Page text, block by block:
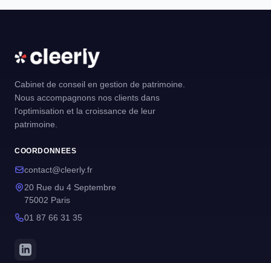
Cabinet de conseil en gestion de patrimoine.
Nous accompagnons nos clients dans
l'optimisation et la croissance de leur
patrimoine.
COORDONNEES
contact@cleerly.fr
20 Rue du 4 Septembre
75002 Paris
01 87 66 31 35